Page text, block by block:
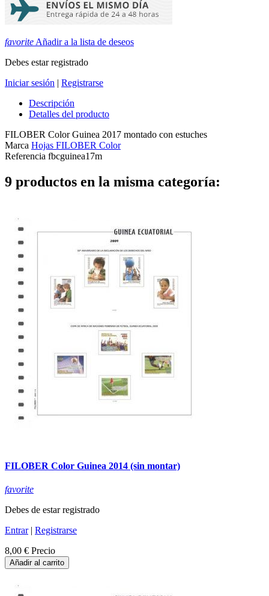
favorite Añadir a la lista de deseos
Debes estar registrado
Iniciar sesión | Registrarse
Descripción
Detalles del producto
FILOBER Color Guinea 2017 montado con estuches
Marca Hojas FILOBER Color
Referencia fbcguinea17m
9 productos en la misma categoría:
FILOBER Color Guinea 2014 (sin montar)
favorite
Debes de estar registrado
Entrar| Registrarse
8,00 € Precio
Añadir al carrito